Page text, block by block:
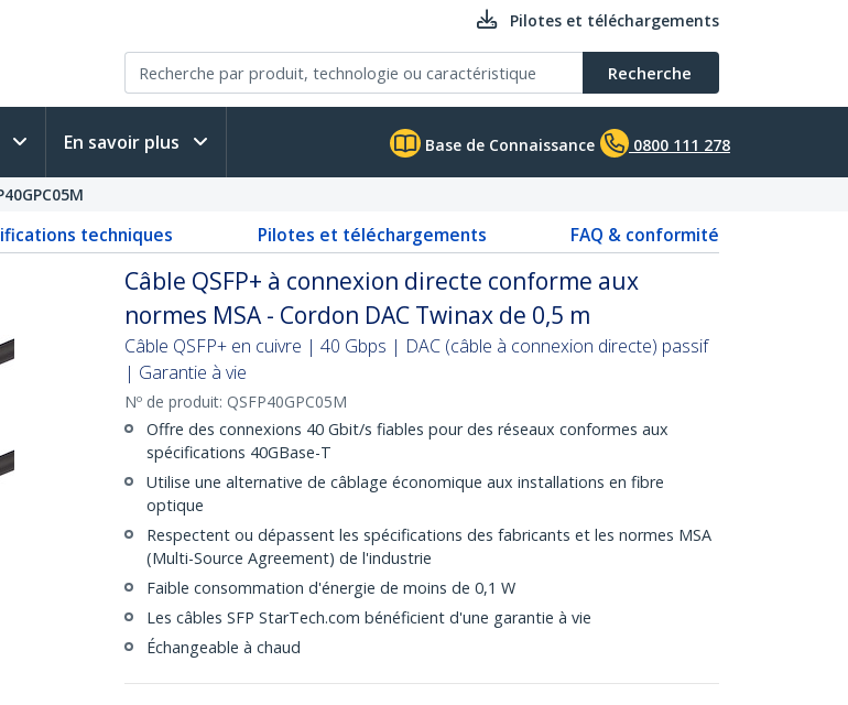
Pilotes et téléchargements
Recherche
En savoir plus Base de Connaissance 0800 111 278
techniques Pilotes et téléchargements FAQ & conformité
Câble QSFP+ à connexion directe conforme aux
normes MSA - Cordon DAC Twinax de 0,5 m
Câble QSFP+ en cuivre | 40 Gbps | DAC (câble à connexion directe) passif
| Garantie à vie
Nº de produit: QSFP40GPC05M
Offre des connexions 40 Gbit/s fiables pour des réseaux conformes aux
spécifications 40GBase-T
Utilise une alternative de câblage économique aux installations en fibre
optique
Respectent ou dépassent les spécifications des fabricants et les normes MSA
(Multi-Source Agreement) de l'industrie
Faible consommation d'énergie de moins de 0,1 W
Les câbles SFP StarTech.com bénéficient d'une garantie à vie
Échangeable à chaud